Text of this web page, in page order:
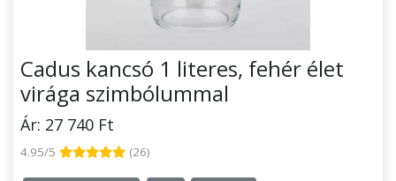
Cadus kancsó 1 literes, fehér élet
virága szimbólummal
Ár: 27 740 Ft
4.95/5 (26)